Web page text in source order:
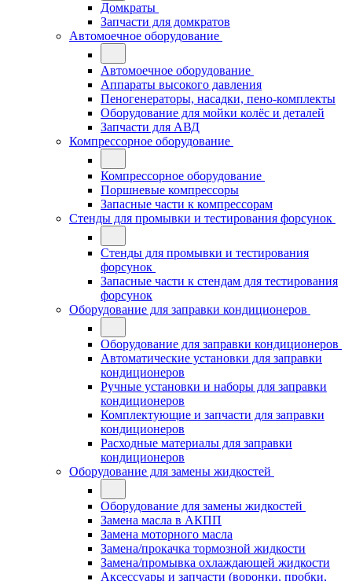
Домкраты
Запчасти для домкратов
Автомоечное оборудование
Автомоечное оборудование
Аппараты высокого давления
Пеногенераторы, насадки, пено-комплекты
Оборудование для мойки колёс и деталей
Запчасти для АВД
Компрессорное оборудование
Компрессорное оборудование
Поршневые компрессоры
Запасные части к компрессорам
Стенды для промывки и тестирования форсунок
Стенды для промывки и тестирования
форсунок
Запасные части к стендам для тестирования
форсунок
Оборудование для заправки кондиционеров
Оборудование для заправки кондиционеров
Автоматические установки для заправки
кондиционеров
Ручные установки и наборы для заправки
кондиционеров
Комплектующие и запчасти для заправки
кондиционеров
Расходные материалы для заправки
кондиционеров
Оборудование для замены жидкостей
Оборудование для замены жидкостей
Замена масла в АКПП
Замена моторного масла
Замена/прокачка тормозной жидкости
Замена/промывка охлаждающей жидкости
Аксессуары и запчасти (воронки, пробки,